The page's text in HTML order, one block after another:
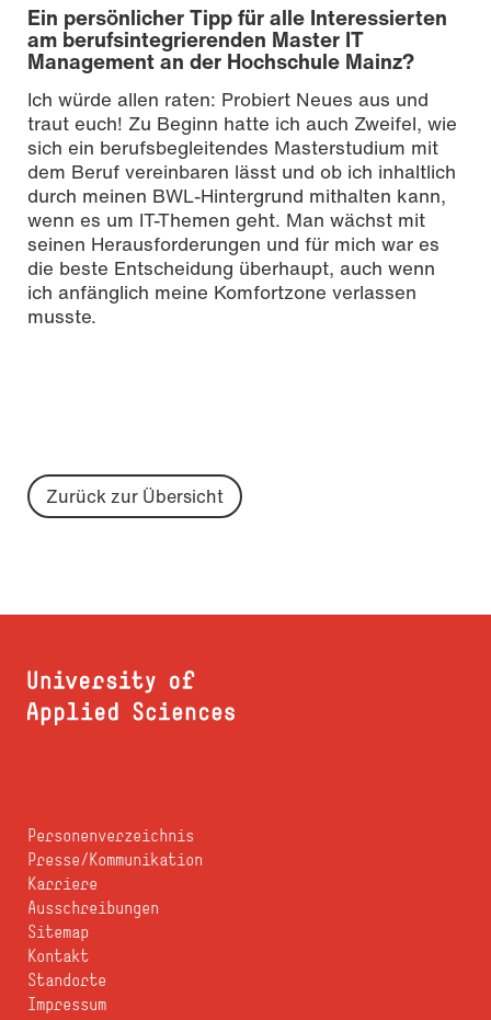
Ein persönlicher Tipp für alle Interessierten
am berufsintegrierenden Master IT
Management an der Hochschule Mainz?
Ich würde allen raten: Probiert Neues aus und
traut euch! Zu Beginn hatte ich auch Zweifel, wie
sich ein berufsbegleitendes Masterstudium mit
dem Beruf vereinbaren lässt und ob ich inhaltlich
durch meinen BWL-Hintergrund mithalten kann,
wenn es um IT-Themen geht. Man wächst mit
seinen Herausforderungen und für mich war es
die beste Entscheidung überhaupt, auch wenn
ich anfänglich meine Komfortzone verlassen
musste.
Zurück zur Übersicht
Personenverzeichnis
Presse/Kommunikation
Karriere
Ausschreibungen
Sitemap
Kontakt
Standorte
Impressum